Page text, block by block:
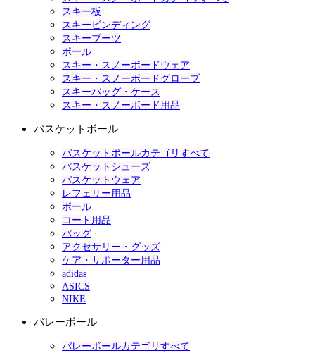
スキー板
スキービンディング
スキーブーツ
ポール
スキー・スノーボードウェア
スキー・スノーボードグローブ
スキーバッグ・ケース
スキー・スノーボード用品
バスケットボール
バスケットボールカテゴリすべて
バスケットシューズ
バスケットウェア
レフェリー用品
ボール
コート用品
バッグ
アクセサリー・グッズ
ケア・サポーター用品
adidas
ASICS
NIKE
バレーボール
バレーボールカテゴリすべて